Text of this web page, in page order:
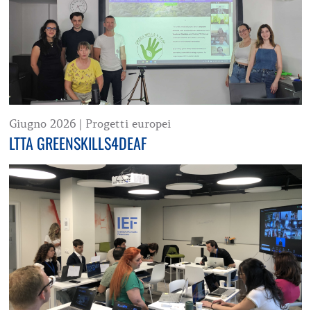
Giugno 2026 | Progetti europei
LTTA GREENSKILLS4DEAF